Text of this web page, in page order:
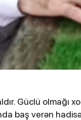
Güclü olmağı
baş verən